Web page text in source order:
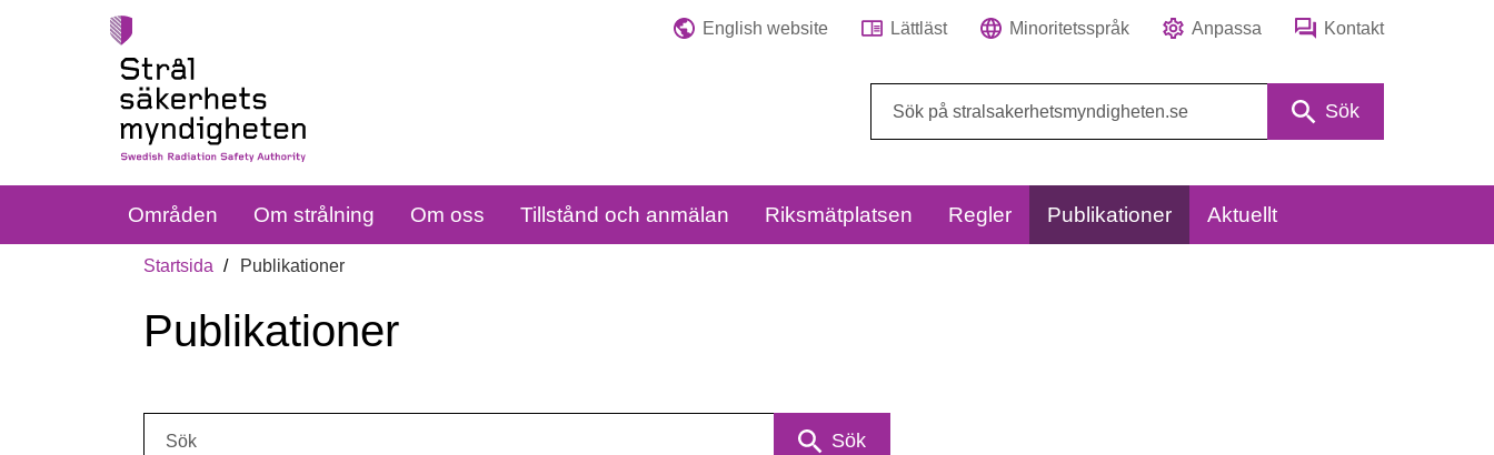
English website Lättläst Minoritetsspråk Anpassa Kontakt
Sök
Områden Om strålning Om oss Tillstånd och anmälan Riksmätplatsen Regler Publikationer Aktuellt
Startsida Publikationer
Publikationer
Sök